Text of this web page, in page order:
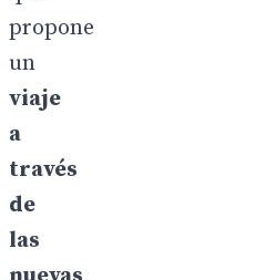
propone
un
viaje
a
través
de
las